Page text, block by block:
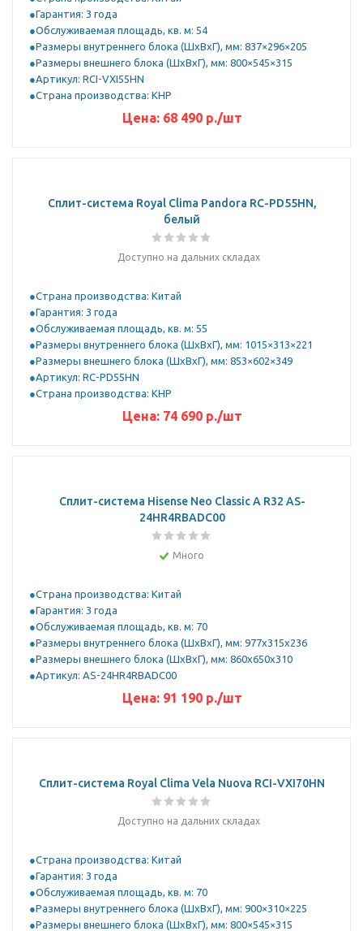
Гарантия: 3 года
Обслуживаемая площадь, кв. м: 54
Размеры внутреннего блока (ШхВхГ), мм: 837×296×205
Размеры внешнего блока (ШхВхГ), мм: 800×545×315
Артикул: RCI-VXI55HN
Страна производства: КНР
Цена: 68 490р./шт
Сплит-система Royal Clima Pandora RC-PD55HN,
белый
Доступно на дальних складах
Страна производства: Китай
Гарантия: 3 года
Обслуживаемая площадь, кв. м: 55
Размеры внутреннего блока (ШхВхГ), мм: 1015×313×221
Размеры внешнего блока (ШхВхГ), мм: 853×602×349
Артикул: RC-PD55HN
Страна производства: КНР
Цена: 74 690р./шт
Сплит-система Hisense Neo Classic A R32 AS-
24HR4RBADC00
Много
Страна производства: Китай
Гарантия: 3 года
Обслуживаемая площадь, кв. м: 70
Размеры внутреннего блока (ШхВхГ), мм: 977x315x236
Размеры внешнего блока (ШхВхГ), мм: 860x650x310
Артикул: AS-24HR4RBADC00
Цена: 91 190р./шт
Сплит-система Royal Clima Vela Nuova RCI-VXI70HN
Доступно на дальних складах
Страна производства: Китай
Гарантия: 3 года
Обслуживаемая площадь, кв. м: 70
Размеры внутреннего блока (ШхВхГ), мм: 900×310×225
Размеры внешнего блока (ШхВхГ), мм: 800×545×315